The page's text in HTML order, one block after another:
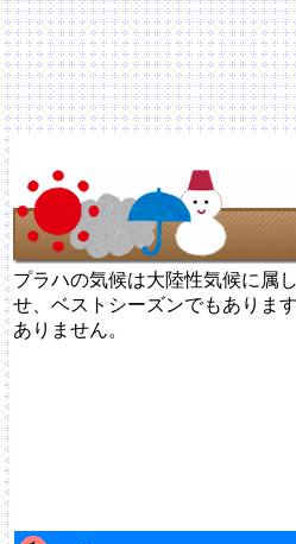
プラハの気候は大陸性気候に属
せ、ベストシーズンでもありま
ありません。